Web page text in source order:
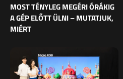
MOST TÉNYLEG MEGÉRI ÓRÁKIG
A GÉP ELŐTT ÜLNI – MUTATJUK,
MIÉRT